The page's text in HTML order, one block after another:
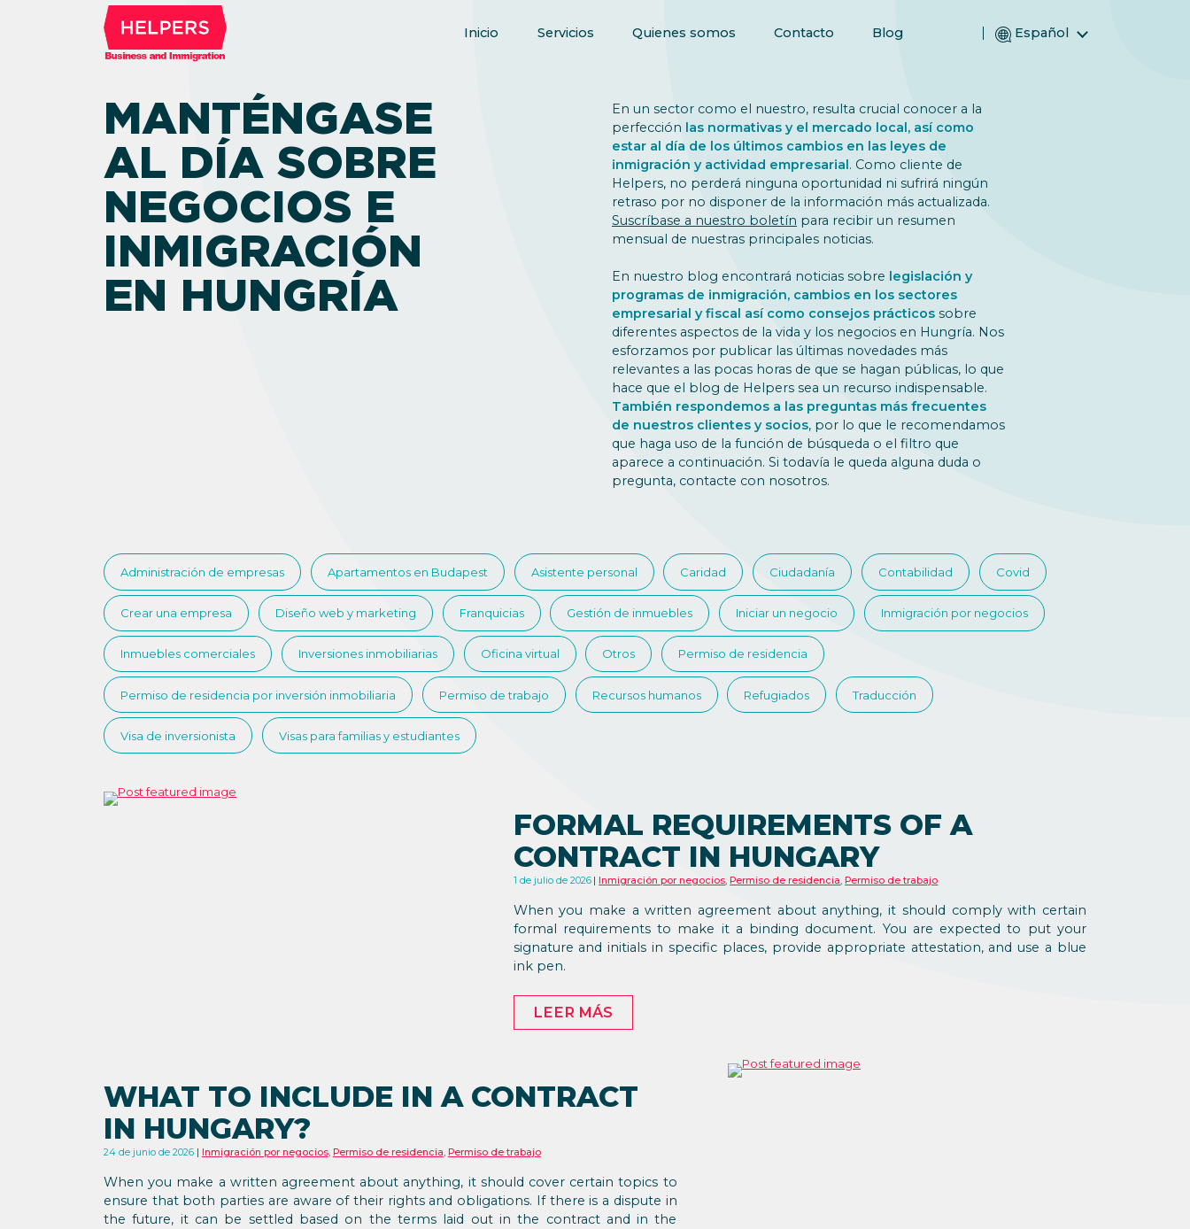
Inicio Servicios Quienes somos Contacto Blog Español
Русский (Ruso)
Türkçe (Turco)
MANTÉNGASE
AL DÍA SOBRE
NEGOCIOS E
INMIGRACIÓN
EN HUNGRÍA
En un sector como el nuestro, resulta crucial conocer a la
perfección las normativas y el mercado local, así como
estar al día de los últimos cambios en las leyes de
inmigración y actividad empresarial. Como cliente de
Helpers, no perderá ninguna oportunidad ni sufrirá ningún
retraso por no disponer de la información más actualizada.
Suscríbase a nuestro boletín para recibir un resumen
mensual de nuestras principales noticias.
En nuestro blog encontrará noticias sobre legislación y
programas de inmigración, cambios en los sectores
empresarial y fiscal así como consejos prácticos sobre
diferentes aspectos de la vida y los negocios en Hungría. Nos
esforzamos por publicar las últimas novedades más
relevantes a las pocas horas de que se hagan públicas, lo que
hace que el blog de Helpers sea un recurso indispensable.
También respondemos a las preguntas más frecuentes
de nuestros clientes y socios, por lo que le recomendamos
que haga uso de la función de búsqueda o el filtro que
aparece a continuación. Si todavía le queda alguna duda o
pregunta, contacte con nosotros.
Administración de empresas Apartamentos en Budapest Asistente personal Caridad Ciudadanía Contabilidad Covid
Crear una empresa Diseño web y marketing Franquicias Gestión de inmuebles Iniciar un negocio Inmigración por negocios
Inmuebles comerciales Inversiones inmobiliarias Oficina virtual Otros Permiso de residencia
Permiso de residencia por inversión inmobiliaria Permiso de trabajo Recursos humanos Refugiados Traducción
Visa de inversionista Visas para familias y estudiantes
FORMAL REQUIREMENTS OF A
CONTRACT IN HUNGARY
1 de julio de 2026 Inmigración por negocios ,Permiso de residencia ,Permiso de trabajo
When you make a written agreement about anything, it should comply with certain
formal requirements to make it a binding document. You are expected to put your
signature and initials in specific places, provide appropriate attestation, and use a blue
ink pen.
LEER MÁS
WHAT TO INCLUDE IN A CONTRACT
IN HUNGARY?
24 de junio de 2026 Inmigración por negocios, Permiso de residencia, Permiso de trabajo
When you make a written agreement about anything, it should cover certain topics to
ensure that both parties are aware of their rights and obligations. If there is a dispute in
the future, it can be settled based on the terms laid out in the contract and in the